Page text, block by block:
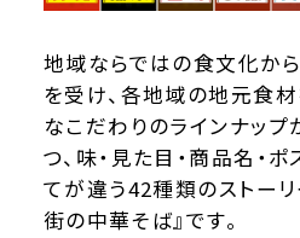
地域ならではの食文化か
を受け、各地域の地元食
なこだわりのラインナップ
つ、味・見た目・商品名・
てが違う42種類のストーリ
街の中華そば』です。